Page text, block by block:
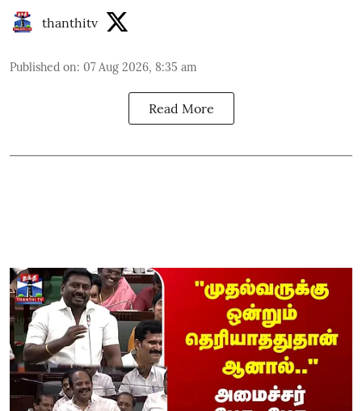
thanthitv
Published on: 07 Aug 2026, 8:35 am
Read More